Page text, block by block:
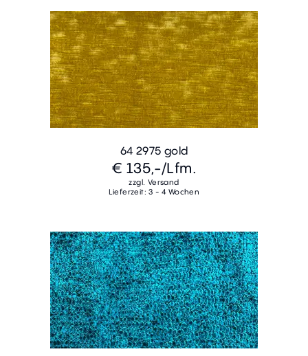
64 2975 gold
€ 135,-/Lfm.
zzgl. Versand
Lieferzeit: 3 - 4 Wochen